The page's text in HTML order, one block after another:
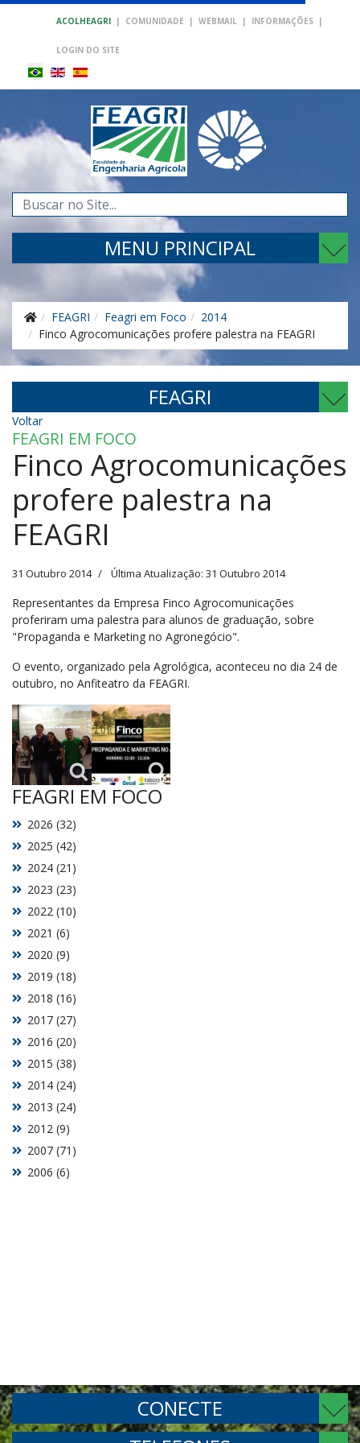
ACOLHEAGRI | COMUNIDADE | WEBMAIL | INFORMAÇÕES |
LOGIN DO SITE
Pesquisar...
MENU PRINCIPAL
FEAGRI Feagri em Foco
2014
Finco Agrocomunicações profere palestra na FEAGRI
FEAGRI
Voltar
FEAGRI EM FOCO
Finco Agrocomunicações
profere palestra na
FEAGRI
31 Outubro 2014 Última Atualização: 31 Outubro 2014
Representantes da Empresa Finco Agrocomunicações
proferiram uma palestra para alunos de graduação, sobre
"Propaganda e Marketing no Agronegócio".
O evento, organizado pela Agrológica, aconteceu no dia 24 de
outubro, no Anfiteatro da FEAGRI.
FEAGRI EM FOCO
2006 (6)
2007 (71)
2012 (9)
2013 (24)
2014 (24)
2015 (38)
2016 (20)
2017 (27)
2018 (16)
2019 (18)
2020 (9)
2021 (6)
2022 (10)
2023 (23)
2024 (21)
2025 (42)
2026 (32)
CONECTE